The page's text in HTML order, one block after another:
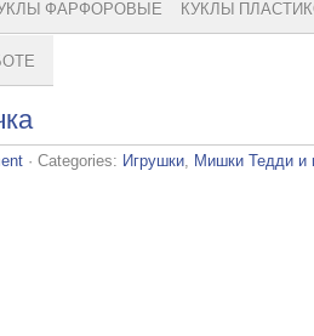
ФАРФОРОВЫЕ КУКЛЫ
· Categories: Игрушки, Мишки Тедди и